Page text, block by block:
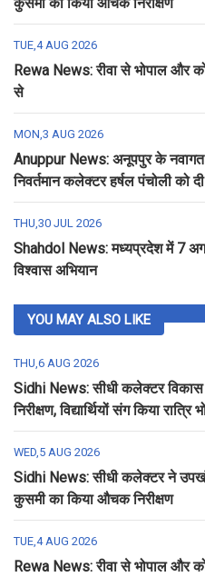
TUE,4 AUG 2026
Rewa News: रीवा से भोपाल और
से
MON,3 AUG 2026
Anuppur News: अनूपपुर के नवागत
निवर्तमान कलेक्टर हर्षल पंचोली को दी
THU,30 JUL 2026
Shahdol News: मध्यप्रदेश में 7
विश्वास अभियान
YOU MAY ALSO LIKE
THU,6 AUG 2026
Sidhi News: सीधी कलेक्टर विकास
निरीक्षण, विद्यार्थियों संग किया रात्रि
WED,5 AUG 2026
Sidhi News: सीधी कलेक्टर ने
कुसमी का किया औचक निरीक्षण
TUE,4 AUG 2026
Rewa News: रीवा से भोपाल और